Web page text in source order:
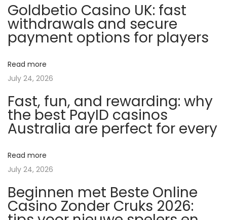
o
e
d
o
p
e
a
b
n
n
m
e
Goldbetio Casino UK: fast
withdrawals and secure
payment options for players
Read more
July 24, 2026
Fast, fun, and rewarding: why
the best PayID casinos
Australia are perfect for every
Read more
July 24, 2026
Beginnen met Beste Online
Casino Zonder Cruks 2026: